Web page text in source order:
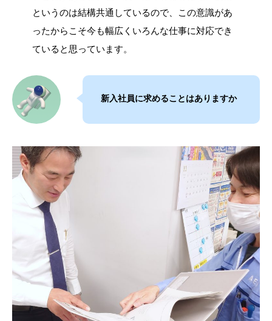
というのは結構共通しているので、この意識があ
ったからこそ今も幅広くいろんな仕事に対応でき
ていると思っています。
新入社員に求めることはありますか